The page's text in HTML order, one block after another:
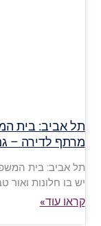
תל אביב: בית
מרתף לדירה –
תל אביב: בית
יש בו חלונות ואור
קראו עוד»